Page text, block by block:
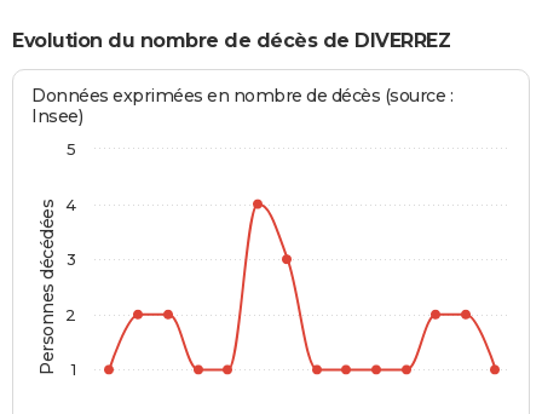
Evolution du nombre de décès de DIVERREZ
Personnes décédées
Données exprimées en nombre de décès (source :
Insee)
1
2
3
4
5